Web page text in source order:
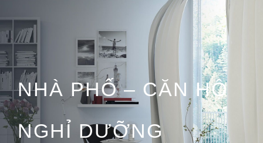
NHÀ PHỐ – CĂN HỘ
NGHỈ DƯỠNG